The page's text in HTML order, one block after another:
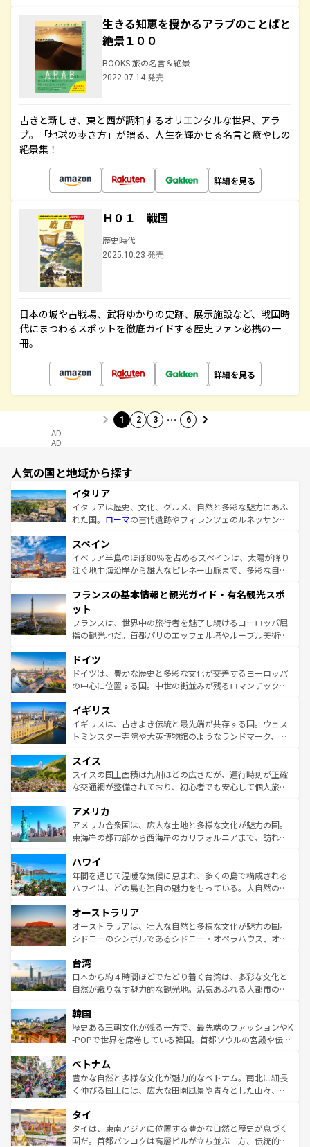
生きる知恵を授かるアラブのことばと
絶景１００
BOOKS 旅の名言＆絶景
2022.07.14 発売
古きと新しき、東と西が調和するオリエンタルな世界、アラ
ブ。「地球の歩き方」が贈る、人生を輝かせる名言と癒やしの
絶景集！
詳細を見る
Ｈ０１ 戦国
歴史時代
2025.10.23 発売
日本の城や古戦場、武将ゆかりの史跡、展示施設など、戦国時
代にまつわるスポットを徹底ガイドする歴史ファン必携の一
冊。
詳細を見る
1 2 3 … 6
AD
AD
人気の国と地域から探す
イタリア
イタリアは歴史、文化、グルメ、自然と多彩な魅力にあふ
れた国。 ローマの古代遺跡やフィレンツェのルネッサンス
ろん、トスカーナの美しい田園風景やアマルフィ海岸の絶
景など、自然景観も見逃せない。観光の合間には、本場の
ピザやパスタなど、絶品のイタリア料理を堪能することも
ませてくれるイタリアで、忘れられない旅をしてみよう！
なお、新着のイタリア情報は
しい。
スペイン
イベリア半島のほぼ80％を占めるスペインは、太陽が降り
注ぐ地中海沿岸から雄大なピレネー山脈まで、多彩な自然
文化が根付くこの国では、情熱的なフラメンコ、熱気あふ
れる闘牛、そして美味しいタパスが生活の一部となってい
る。首都マドリードの洗練された雰囲気や、バルセロナの
アートに溢れた街角から、地方では古代ローマ遺跡や中世
せる。地方によって風土や気候が異なるスペインはその個
性で訪れる人を魅了する。 なお、新着のスペイン情報は コ
ンテンツ一覧を参照してほしい。
フランスの基本情報と観光ガイド・有名観光スポ
ット
フランスは、世界中の旅行者を魅了し続けるヨーロッパ屈
指の観光地だ。首都パリのエッフェル塔やルーブル美術館
で、幅広い魅力が詰まっている。華麗な宮殿、歴史的な大
聖堂、美しいビーチ、そして豊かな自然が、訪れる者を心
から魅了する。また、フランスは美食の国としても知ら
いる。シャンパンの発祥地であるランス、プロヴァンスの
香り高いラベンダー畑など、多彩な楽しみ方が可能だ。さ
らに、パリ以外の地域にも魅力が溢れており、どの街角に
れる地方に足を運ぶとそれぞれで全く異なる文化を体験で
きるだろう。 なお、新着のフランス情報はコンテンツ一覧
を参照してほしい。
ドイツ
ドイツは、豊かな歴史と多彩な文化が交差するヨーロッパ
の中心に位置する国。中世の街並みが残るロマンチック街
顔を持つこの国は、どこを歩いても飽きることがない。ベ
ルリンの文化的活気、バイエルン州のアルプスの絶景、そ
してライン川沿いのワイン畑といった風景は必見。ビール
は、お酒好きな人にはぜひ体験してほしい。 なお、新着の
ドイツ情報はコンテンツ一覧を参照してほしい。
イギリス
イギリスは、古きよき伝統と最先端が共存する国。ウェス
トミンスター寺院や大英博物館のようなランドマーク、歴
リアごとに異なる魅力がある。また、優雅なアフタヌーン
ティー、ビール好きにはたまらない英国パブ、サッカー観
戦など、本場だからこそできる体験も豊富。イギリスを旅
ンツ一覧を参照してほしい。
スイス
スイスの国土面積は九州ほどの広さだが、運行時刻が正確
な交通網が整備されており、初心者でも安心して個人旅行
の建物がそのまま残る町や、スイスならではのユニークな
博物館もあり、アルプス観光だけでなく町歩きも満喫する
ことができる。国民の所得が高いため物価も高いが、旅行
ば市内交通費無料で観光を楽しむこともできる。 なお、新
着のスイス情報はコンテンツ一覧 を参照してほしい。
アメリカ
アメリカ合衆国は、広大な土地と多様な文化が魅力の国。
東海岸の都市部から西海岸のカリフォルニアまで、訪れる
のような巨大都市は、観光、ショッピング、エンターテイ
ンメントが詰まった刺激的なスポットだ。一方、アメリカ
西部には大自然が広がり、グランドキャニオンやイエロー
部のニューオーリンズでは、音楽と美食が融合した独特の
文化が魅力。旅行者はアメリカの各地域で異なる魅力を楽
しみながら、その多様性と豊かな歴史を感じることができ
ならではの贅沢な旅のスタイルだ。 なお、新着のアメリカ
情報はコンテンツ一覧を参照してほしい。
ハワイ
年間を通じて温暖な気候に恵まれ、多くの島で構成される
ハワイは、どの島も独自の魅力をもっている。大自然の神
ワイ島は見逃せない。また、定番の観光地といえばオアフ
島だが、静かな自然を求めるならマウイ島やカウアイ島が
おすすめ。エメラルドグリーンに輝く海をはじめ、豊かな
れるおもてなしの心で訪れる人々を迎えてくれるハワイの
人々、おいしいローカルフードやハワイアンミュージッ
ク、伝統的なフラダンスなど、すべてがハワイの魅力を彩
ワイを、存分に味わってほしい。 なお、新着のハワイ情報
はコンテンツ一覧を参照してほしい。
オーストラリア
オーストラリアは、壮大な自然と多様な文化が魅力の国。
シドニーのシンボルであるシドニー・オペラハウス、オー
リアリーフや大陸中央部にそびえるウルル（エアーズロッ
ク）、タスマニアの美しい原生林やケアンズの熱帯雨林な
ど、見どころがたくさん。また、カフェやワイン、オージ
いる。アクティビティも充実しており、サーフィンやダイ
ビング、ハイキングなど、アウトドア好きにはたまらな
い。オーストラリアの多彩な魅力を存分に味わいつくそ
参照してほしい。
台湾
日本から約４時間ほどでたどり着く台湾は、多彩な文化と
自然が織りなす魅力的な観光地。活気あふれる大都市の台
ン）、静ひつな山岳地帯である台湾東部など、都市の喧騒
と山間の静けさが共存しており、訪れる人に新しい発見と
驚きをもたらしてくれる。また、奥深い台湾の食文化も魅
容にもいいと評判のスイーツなど、バラエティ豊かな料理
が味わえる。 なお、新着の台湾情報は コンテンツ一覧を参
照してほしい。
韓国
歴史ある王朝文化が残る一方で、最先端のファッションやK
-POPで世界を席巻している韓国。首都ソウルの宮殿や伝統
き、地方に足を延ばせば四季折々の自然美を楽しむことが
できる。そして、キムチや焼肉、絶品のストリートフード
まで、さまざまな韓国料理が待っている。夜には、韓国な
リティに包まれながら、韓国の多彩な魅力を心ゆくまで味
わってみてほしい。 なお、新着の韓国情報はコンテンツ一
覧を参照してほしい。
ベトナム
豊かな自然と多様な文化が魅力的なベトナム。南北に細長
く伸びる国土には、広大な田園風景や青々とした山々、世
急速な発展と共に伝統が息づく。ハノイの古い町並みやホ
ーチミン市のフランス統治時代の建物も、独特の雰囲気を
醸し出している。また、バラエティの豊かさとおいしさで
タイ
タイは、東南アジアに位置する豊かな自然と歴史が息づく
国だ。首都バンコクは高層ビルが立ち並ぶ一方、伝統的な